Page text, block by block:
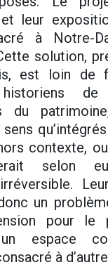
leur
à Notre-
solution,
est loin de
du
sens
contexte,
selon
un
pour le
espace
à